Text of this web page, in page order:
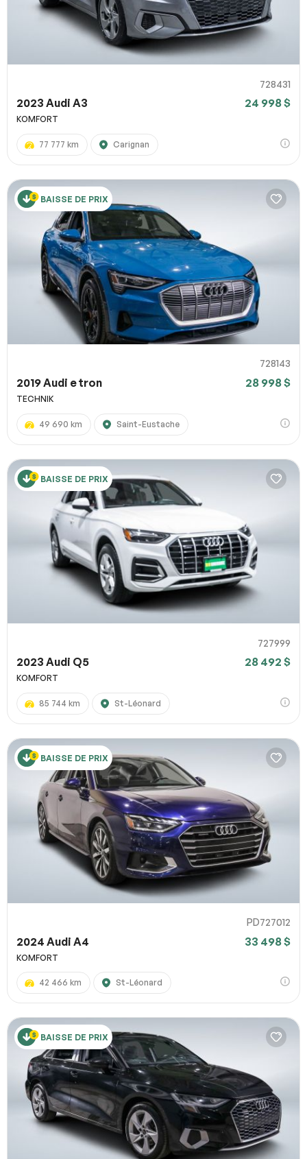
728431
2023 Audi A3 24 998 $
KOMFORT
77 777 km Carignan
BAISSE DE PRIX
728143
2019 Audi e tron 28 998 $
TECHNIK
49 690 km Saint-Eustache
BAISSE DE PRIX
727999
2023 Audi Q5 28 492 $
KOMFORT
85 744 km St-Léonard
BAISSE DE PRIX
PD727012
2024 Audi A4 33 498 $
KOMFORT
42 466 km St-Léonard
BAISSE DE PRIX